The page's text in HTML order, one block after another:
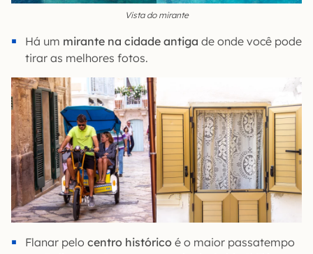
Vista do mirante
Há um mirante na cidade antiga de onde você pode
tirar as melhores fotos.
Flanar pelo centro histórico é o maior passatempo